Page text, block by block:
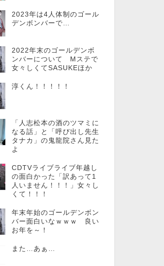
2023年は4人体制のゴール
デンボンバーで…
2022年末のゴールデンボ
ンバーについて Mステで
女々しくてSASUKEほか
淳くん！！！！！
「人志松本の酒のツマミに
なる話」と「呼び出し先生
タナカ」の鬼龍院さん見た
よ
CDTVライブライブ年越し
の面白かった「訳あって1
人いません！！！」女々し
くて！！！
年末年始のゴールデンボン
バー面白いなｗｗｗ 良い
お年を～！
また…あぁ…